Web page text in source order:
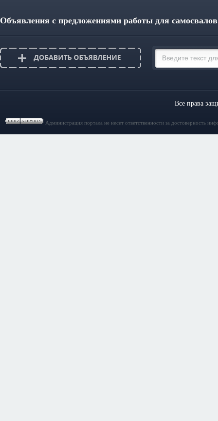
Объявления с предложениями работы для
Все права
Администрация портала не несет ответственности за достоверность